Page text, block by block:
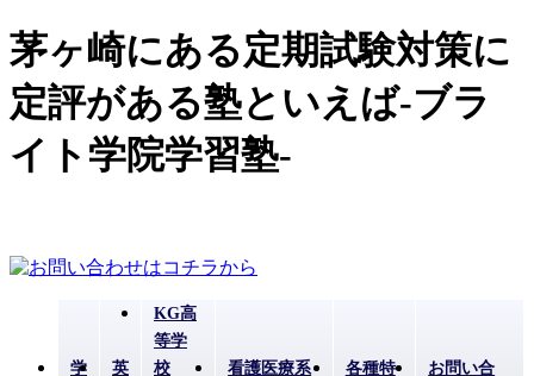
茅ヶ崎にある定期試験対策に
定評がある塾といえば-ブラ
イト学院学習塾-
学
英
KG高
等学
校
看護医療系
各種特
お問い合